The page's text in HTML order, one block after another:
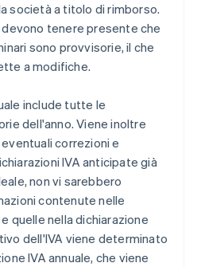
società a titolo di rimborso.
tenere presente che
sono provvisorie, il che
a modifiche.
include tutte le
dell'anno. Viene inoltre
correzioni e
IVA anticipate già
non vi sarebbero
contenute nelle
quelle nella dichiarazione
dell'IVA viene determinato
IVA annuale, che viene